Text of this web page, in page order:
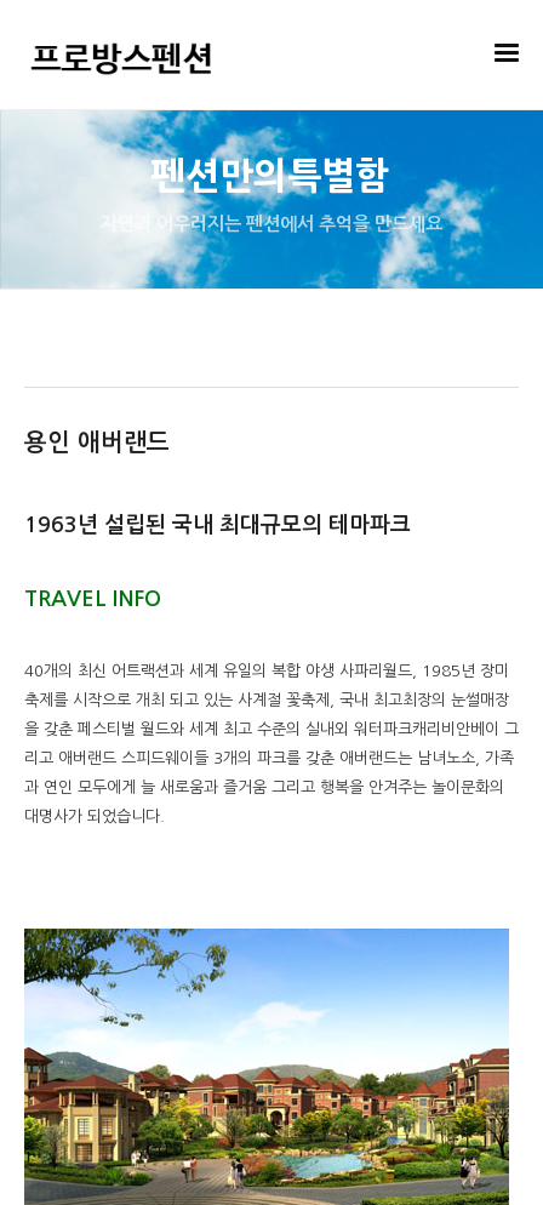
펜션만의특별함
자연과 어우러지는 펜션에서 추억을 만드세요
용인 애버랜드
1963년 설립된 국내 최대규모의 테마파크
TRAVEL INFO
40개의 최신 어트랙션과 세계 유일의 복합 야생 사파리월드, 1985년 장미
축제를 시작으로 개최 되고 있는 사계절 꽃축제, 국내 최고최장의 눈썰매장
을 갖춘 페스티벌 월드와 세계 최고 수준의 실내외 워터파크캐리비안베이 그
리고 애버랜드 스피드웨이들 3개의 파크를 갖춘 애버랜드는 남녀노소, 가족
과 연인 모두에게 늘 새로움과 즐거움 그리고 행복을 안겨주는 놀이문화의
대명사가 되었습니다.